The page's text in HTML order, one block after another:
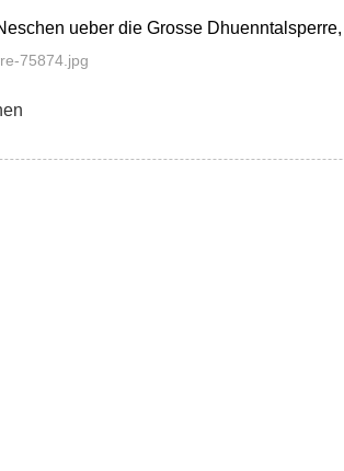
ueber die Grosse
75874.jpg